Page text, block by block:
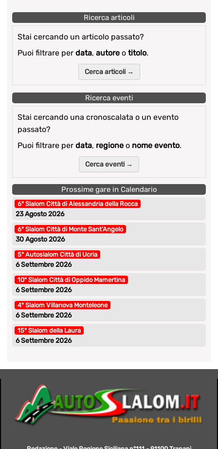
Ricerca articoli
Stai cercando un articolo passato?
Puoi filtrare per data, autore o titolo.
Cerca articoli →
Ricerca eventi
Stai cercando una cronoscalata o un evento
passato?
Puoi filtrare per data, regione o nome evento.
Cerca eventi →
Prossime gare in Calendario
6° Slalom Città di Alessandria della Rocca
23 Agosto 2026
6° Slalom Città di Monte Sant’Angelo
30 Agosto 2026
5° Autoslalom Città di Ucria
6 Settembre 2026
10° Slalom Città di Oppido Mamertina
6 Settembre 2026
4° Slalom Villanova Monteleone
6 Settembre 2026
15° Slalom della Laura
6 Settembre 2026